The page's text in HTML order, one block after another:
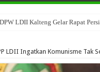
DPW LDII Kalteng Gelar Rapat
LDII Ingatkan Komunisme Tak